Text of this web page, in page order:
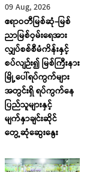
09 Aug, 2026
ဧရာဝတီမြစ်ဆုံ-မြစ်
ညာမြစ်ဝှမ်းရေအား
လျှပ်စစ်စီမံကိန်းနှင့်
စပ်လျဉ်း၍ မြစ်ကြီးနား
မြို့ပေါ်ရပ်ကွက်များ
အတွင်းရှိ ရပ်ကွက်နေ
ပြည်သူများနှင့်
မျက်နှာချင်းဆိုင်
တွေ့ဆုံဆွေးနွေး